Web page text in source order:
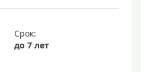
Срок:
до 7 лет